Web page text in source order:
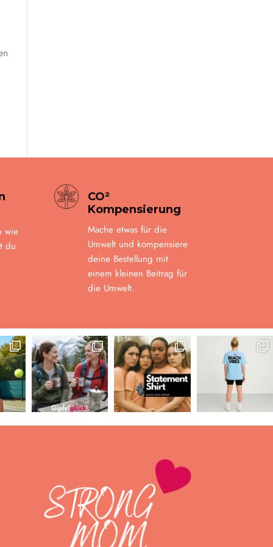
wie
du
CO²
Kompensierung
Mache etwas für die
Umwelt und kompensiere
deine Bestellung mit
einem kleinen Beitrag für
die Umwelt.